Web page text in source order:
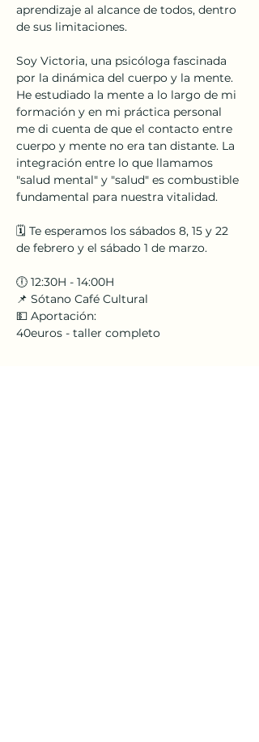
aprendizaje al alcance de todos, dentro
de sus limitaciones.
Soy Victoria, una psicóloga fascinada
por la dinámica del cuerpo y la mente.
He estudiado la mente a lo largo de mi
formación y en mi práctica personal
me di cuenta de que el contacto entre
cuerpo y mente no era tan distante. La
integración entre lo que llamamos
"salud mental" y "salud" es combustible
fundamental para nuestra vitalidad.
🗓 Te esperamos los sábados 8, 15 y 22
de febrero y el sábado 1 de marzo.
🕕 12:30H - 14:00H
📌 Sótano Café Cultural
💵 Aportación:
40euros - taller completo